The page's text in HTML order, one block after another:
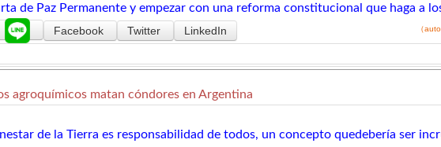
de Paz Permanente y empezar con una reforma constitucional que haga a
Facebook Twitter LinkedIn （
agroquímicos matan cóndores en Argentina
de la Tierra es responsabilidad de todos, un concepto quedebería ser